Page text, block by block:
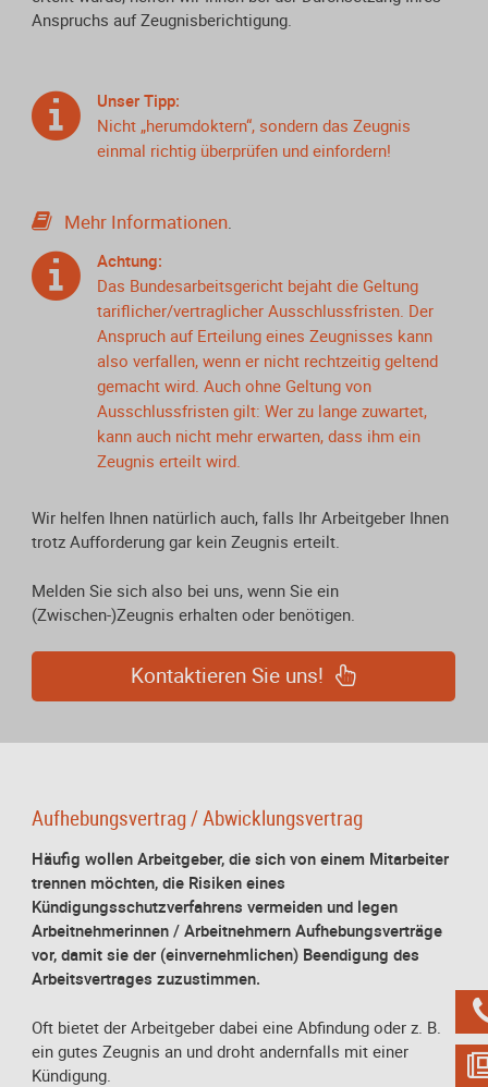
Anspruchs auf Zeugnisberichtigung.
Unser Tipp:
Nicht „herumdoktern“, sondern das Zeugnis
einmal richtig überprüfen und einfordern!
Mehr Informationen.
Achtung:
Das Bundesarbeitsgericht bejaht die Geltung
tariflicher/vertraglicher Ausschlussfristen. Der
Anspruch auf Erteilung eines Zeugnisses kann
also verfallen, wenn er nicht rechtzeitig geltend
gemacht wird. Auch ohne Geltung von
Ausschlussfristen gilt: Wer zu lange zuwartet,
kann auch nicht mehr erwarten, dass ihm ein
Zeugnis erteilt wird.
Wir helfen Ihnen natürlich auch, falls Ihr Arbeitgeber Ihnen
trotz Aufforderung gar kein Zeugnis erteilt.
Melden Sie sich also bei uns, wenn Sie ein
(Zwischen-)Zeugnis erhalten oder benötigen.
Kontaktieren Sie uns!
Aufhebungsvertrag / Abwicklungsvertrag
Häufig wollen Arbeitgeber, die sich von einem Mitarbeiter
trennen möchten, die Risiken eines
Kündigungsschutzverfahrens vermeiden und legen
Arbeitnehmerinnen / Arbeitnehmern Aufhebungsverträge
vor, damit sie der (einvernehmlichen) Beendigung des
Arbeitsvertrages zuzustimmen.
Oft bietet der Arbeitgeber dabei eine Abfindung oder z. B.
ein gutes Zeugnis an und droht andernfalls mit einer
Kündigung.